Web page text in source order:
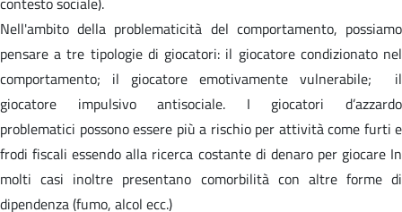
Nell'ambito della problematicità del comportamento, possiamo
pensare a tre tipologie di giocatori: il giocatore condizionato nel
comportamento; il giocatore emotivamente vulnerabile; il
giocatore impulsivo antisociale. I giocatori d’azzardo
problematici possono essere più a rischio per attività come furti e
frodi fiscali essendo alla ricerca costante di denaro per giocare In
molti casi inoltre presentano comorbilità con altre forme di
dipendenza (fumo, alcol ecc.)